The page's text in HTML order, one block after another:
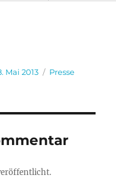
Mai 2013 Kategorien
Presse